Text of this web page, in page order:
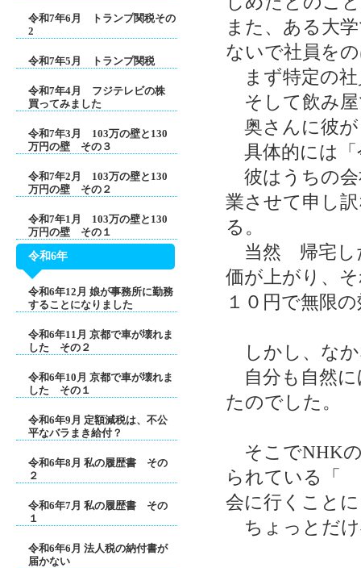
令和7年6月 トランプ関税その
2
令和7年5月 トランプ関税
令和7年4月 フジテレビの株
買ってみました
令和7年3月 103万の壁と130
万円の壁 その３
令和7年2月 103万の壁と130
万円の壁 その２
令和7年1月 103万の壁と130
万円の壁 その１
令和6年
令和6年12月 娘が事務所に勤務
することになりました
令和6年11月 京都で車が壊れま
した その２
令和6年10月 京都で車が壊れま
した その１
令和6年9月 定額減税は、不公
平なバラまき給付？
令和6年8月 私の履歴書 その
２
令和6年7月 私の履歴書 その
１
令和6年6月 法人税の納付書が
届かない
また、ある大
ないで社員を
まず特定の社
そして飲み屋
奥さんに彼が
具体的には「
彼はうちの会
業させて申し
る。
当然 帰宅し
価が上がり、
１０円で無限
しかし、なか
自分も自然に
たのでした。
そこでNHK
られている「
会に行くこと
ちょっとだけ